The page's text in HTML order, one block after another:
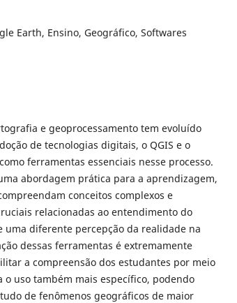
Earth, Ensino, Geográfico, Softwares
e geoprocessamento tem evoluído
de tecnologias digitais, o QGIS e o
ferramentas essenciais nesse processo.
abordagem prática para a aprendizagem,
conceitos complexos e
relacionadas ao entendimento do
uma diferente percepção da realidade na
dessas ferramentas é extremamente
a compreensão dos estudantes por meio
o uso também mais específico, podendo
de fenômenos geográficos de maior